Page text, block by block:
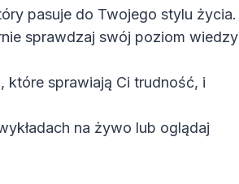
pasuje do Twojego stylu życia.
sprawdzaj swój poziom wiedzy
które sprawiają Ci trudność, i
na żywo lub oglądaj